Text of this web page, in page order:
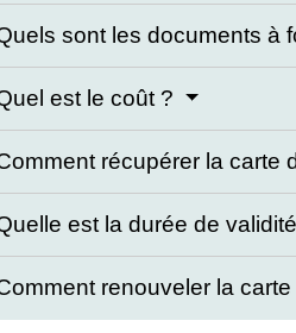
sont les documents à
est le coût ?
récupérer la carte
est la durée de
renouveler la